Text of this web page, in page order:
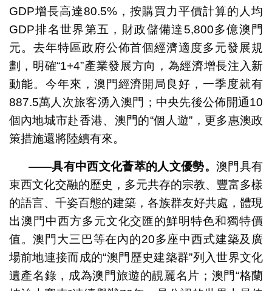
GDP增長高達80.5%，按購買力平價計算的人均
GDP排名世界第五，財政儲備達5,800多億澳門
元。去年特區政府公佈首個經濟適度多元發展規
劃，明確“1+4”產業發展方向，為經濟增長注入新
動能。今年來，澳門經濟開局良好，一季度就有
887.5萬人次旅客湧入澳門；中央先後公佈開通10
個內地城市赴香港、澳門的“個人遊”，更多惠澳政
策措施還將陸續有來。
——具有中西文化薈萃的人文優勢。澳門具有
東西文化交融的歷史，多元共存的宗教、豐富多樣
的語言、千姿百態的建築，各族群友好共處，體現
出澳門中西方多元文化交匯的鮮明特色和獨特價
值。澳門大三巴等在內的20多座中西式建築及廣
場前地連接而成的“澳門歷史建築群”列入世界文化
遺產名錄，成為澳門旅遊的靚麗名片；澳門“格蘭